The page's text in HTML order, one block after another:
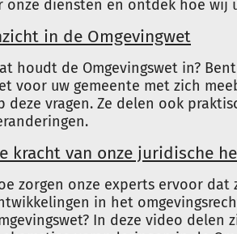
onze diensten en ontdek hoe wij
in de Omgevingwet
houdt de Omgevingswet in?
voor uw gemeente met zich
deze vragen. Ze delen ook
kracht van onze juridische
zorgen onze experts ervoor
in het
In deze video